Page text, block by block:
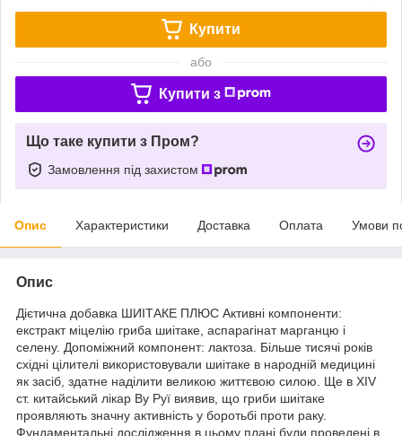
Купити
або
Купити з
Що таке купити з Пром?
Замовлення під захистом
Опис Характеристики Доставка Оплата Умови
Опис
Дієтична добавка ШИІТАКЕ ПЛЮС Активні компоненти:
екстракт міцелію гриба шиітаке, аспарагінат марганцю і
селену. Допоміжний компонент: лактоза. Більше тисячі років
східні цілителі використовували шиітаке в народній медицині
як засіб, здатне наділити великою життєвою силою. Ще в XIV
ст. китайський лікар Ву Руї виявив, що гриби шиітаке
проявляють значну активність у боротьбі проти раку.
Фундаментальні дослідження в цьому плані були проведені в